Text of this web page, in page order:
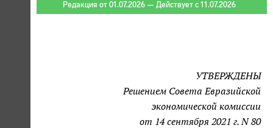
Редакция от 01.07.2026 — Действует с 11.07.2026
УТВЕРЖДЕНЫ
Решением Совета Евразийской
экономической комиссии
от 14 сентября 2021 г. N 80